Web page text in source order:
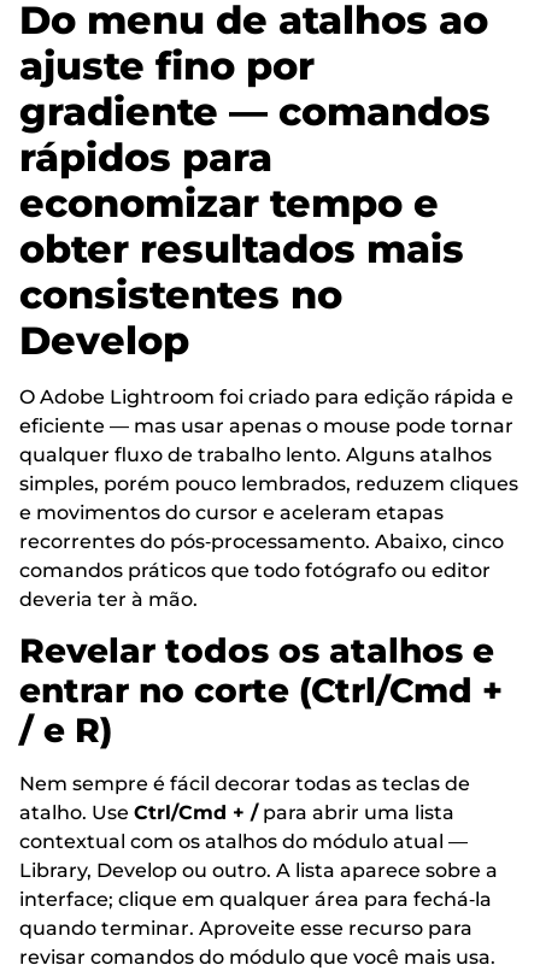
Do menu de atalhos ao
ajuste fino por
gradiente — comandos
rápidos para
economizar tempo e
obter resultados mais
consistentes no
Develop
O Adobe Lightroom foi criado para edição rápida e
eficiente — mas usar apenas o mouse pode tornar
qualquer fluxo de trabalho lento. Alguns atalhos
simples, porém pouco lembrados, reduzem cliques
e movimentos do cursor e aceleram etapas
recorrentes do pós‑processamento. Abaixo, cinco
comandos práticos que todo fotógrafo ou editor
deveria ter à mão.
Revelar todos os atalhos e
entrar no corte (Ctrl/Cmd +
/ e R)
Nem sempre é fácil decorar todas as teclas de
atalho. Use Ctrl/Cmd + /para abrir uma lista
contextual com os atalhos do módulo atual —
Library, Develop ou outro. A lista aparece sobre a
interface; clique em qualquer área para fechá‑la
quando terminar. Aproveite esse recurso para
revisar comandos do módulo que você mais usa.